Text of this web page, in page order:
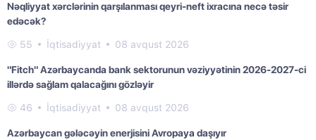
Nəqliyyat xərclərinin qarşılanması qeyri-neft ixracına necə təsir
edəcək?
55 İqtisadiyyat 08 avqust 2026
"Fitch" Azərbaycanda bank sektorunun vəziyyətinin 2026-2027-ci
illərdə sağlam qalacağını gözləyir
46 İqtisadiyyat 08 avqust 2026
Azərbaycan gələcəyin enerjisini Avropaya daşıyır